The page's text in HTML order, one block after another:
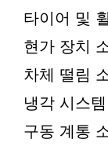
타이어 및
현가 장치
차체 떨림
냉각 시스
구동 계통